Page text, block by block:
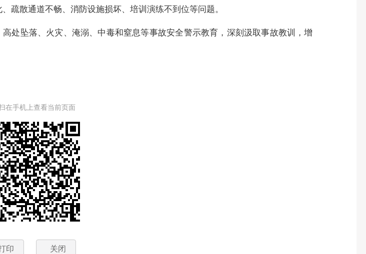
疏散通道不畅、消防设施损坏、培训演练不到位等问题。
处坠落、火灾、淹溺、中毒和窒息等事故安全警示教育，深刻汲取事故教训，增
在手机上查看当前页面
印 关闭